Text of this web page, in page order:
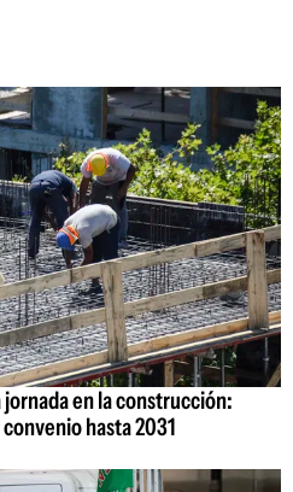
en la construcción:
hasta 2031